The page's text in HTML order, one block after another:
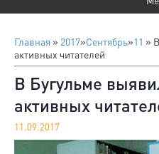
Главная » 2017»Сентябрь»11 »
активных читателей
В Бугульме
активных
11.09.2017